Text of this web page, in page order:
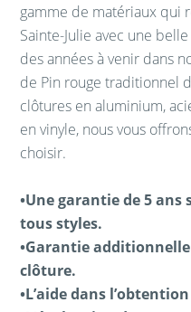
gamme de matériaux qui
Sainte-Julie avec une
des années à venir dans
de Pin rouge traditionnel
clôtures en aluminium,
en vinyle, nous vous
choisir.
•Une garantie de 5 ans
tous styles.
•Garantie
clôture.
•L’aide dans